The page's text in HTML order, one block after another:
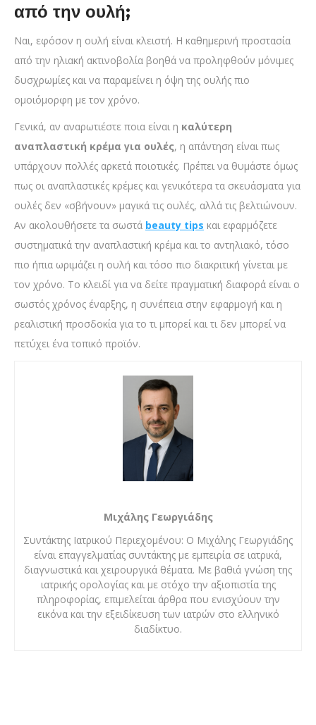
από την ουλή;
Ναι, εφόσον η ουλή είναι κλειστή. Η καθημερινή προστασία
από την ηλιακή ακτινοβολία βοηθά να προληφθούν μόνιμες
δυσχρωμίες και να παραμείνει η όψη της ουλής πιο
ομοιόμορφη με τον χρόνο.
Γενικά, αν αναρωτιέστε ποια είναι η καλύτερη
αναπλαστική κρέμα για ουλές, η απάντηση είναι πως
υπάρχουν πολλές αρκετά ποιοτικές. Πρέπει να θυμάστε όμως
πως οι αναπλαστικές κρέμες και γενικότερα τα σκευάσματα για
ουλές δεν «σβήνουν» μαγικά τις ουλές, αλλά τις βελτιώνουν.
Αν ακολουθήσετε τα σωστά beauty tips και εφαρμόζετε
συστηματικά την αναπλαστική κρέμα και το αντηλιακό, τόσο
πιο ήπια ωριμάζει η ουλή και τόσο πιο διακριτική γίνεται με
τον χρόνο. Το κλειδί για να δείτε πραγματική διαφορά είναι ο
σωστός χρόνος έναρξης, η συνέπεια στην εφαρμογή και η
ρεαλιστική προσδοκία για το τι μπορεί και τι δεν μπορεί να
πετύχει ένα τοπικό προϊόν.
Μιχάλης Γεωργιάδης
Συντάκτης Ιατρικού Περιεχομένου: Ο Μιχάλης Γεωργιάδης
είναι επαγγελματίας συντάκτης με εμπειρία σε ιατρικά,
διαγνωστικά και χειρουργικά θέματα. Με βαθιά γνώση της
ιατρικής ορολογίας και με στόχο την αξιοπιστία της
πληροφορίας, επιμελείται άρθρα που ενισχύουν την
εικόνα και την εξειδίκευση των ιατρών στο ελληνικό
διαδίκτυο.